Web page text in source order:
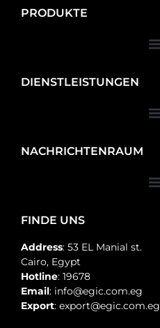
PRODUKTE
DIENSTLEISTUNGEN
NACHRICHTENRAUM
FINDE UNS
Address: 53 EL Manial st.
Cairo, Egypt
Hotline: 19678
Email: info@egic.com.eg
Export: export@egic.com.eg